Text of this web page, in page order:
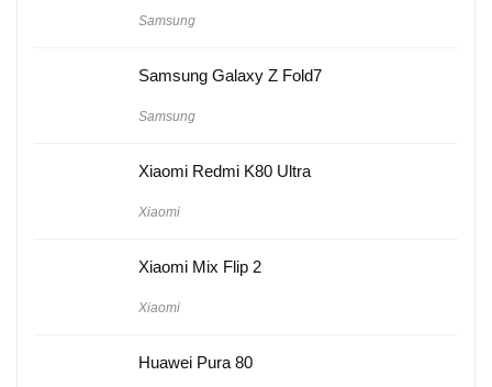
Samsung
Samsung Galaxy Z Fold7
Samsung
Xiaomi Redmi K80 Ultra
Xiaomi
Xiaomi Mix Flip 2
Xiaomi
Huawei Pura 80